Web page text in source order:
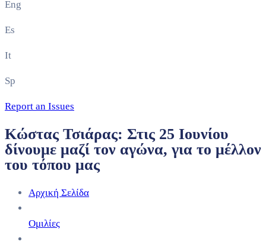
Eng
Es
It
Sp
Report an Issues
Κώστας Τσιάρας: Στις 25 Ιουνίου
δίνουμε μαζί τον αγώνα, για το μέλλον
του τόπου μας
Αρχική Σελίδα
Ομιλίες